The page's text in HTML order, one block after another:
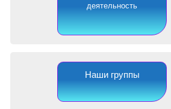
деятельность
Наши группы